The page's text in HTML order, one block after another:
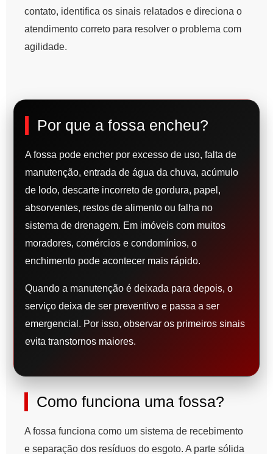
contato, identifica os sinais relatados e direciona o
atendimento correto para resolver o problema com
agilidade.
Por que a fossa encheu?
A fossa pode encher por excesso de uso, falta de
manutenção, entrada de água da chuva, acúmulo
de lodo, descarte incorreto de gordura, papel,
absorventes, restos de alimento ou falha no
sistema de drenagem. Em imóveis com muitos
moradores, comércios e condomínios, o
enchimento pode acontecer mais rápido.
Quando a manutenção é deixada para depois, o
serviço deixa de ser preventivo e passa a ser
emergencial. Por isso, observar os primeiros sinais
evita transtornos maiores.
Como funciona uma fossa?
A fossa funciona como um sistema de recebimento
e separação dos resíduos do esgoto. A parte sólida